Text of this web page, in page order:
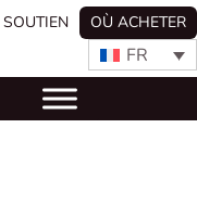
SOUTIEN OÙ ACHETER
FR